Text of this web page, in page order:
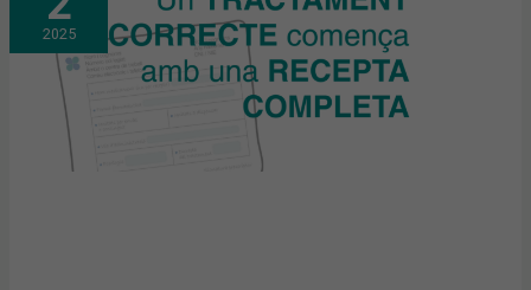
2025
EL
COMB
IMPULSEN
LA
CAMPANYA
“UN
TRACTAMENT
CORRECTE
COMENÇA
AMB
UNA
RECEPTA